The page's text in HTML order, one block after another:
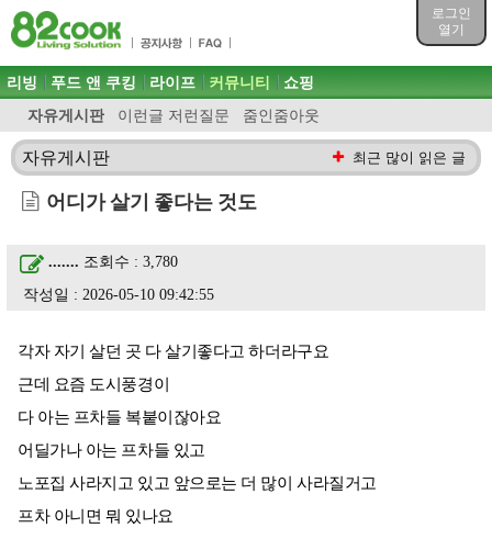
로그인
열기
목차
주메뉴 바로가기
컨텐츠 바로가기
검색 바로가기
로그인 바로가기
주메뉴
리빙 푸드 앤 쿠킹 라이프 커뮤니티
자유게시판 이런글 저런질문 줌인줌아웃
쇼핑
자유게시판 최근 많이 읽은 글
어디가 살기 좋다는 것도
....... 조회수 : 3,780
작성일 : 2026-05-10 09:42:55
각자 자기 살던 곳 다 살기좋다고 하더라구요
근데 요즘 도시풍경이
다 아는 프차들 복붙이잖아요
어딜가나 아는 프차들 있고
노포집 사라지고 있고 앞으로는 더 많이 사라질거고
프차 아니면 뭐 있나요